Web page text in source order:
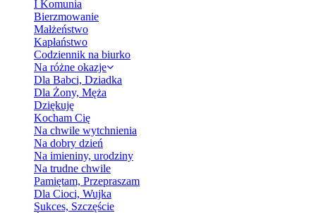
I Komunia
Bierzmowanie
Małżeństwo
Kapłaństwo
Codziennik na biurko
Na różne okazje
Dla Babci, Dziadka
Dla Żony, Męża
Dziękuję
Kocham Cię
Na chwile wytchnienia
Na dobry dzień
Na imieniny, urodziny
Na trudne chwile
Pamiętam, Przepraszam
Dla Cioci, Wujka
Sukces, Szczęście